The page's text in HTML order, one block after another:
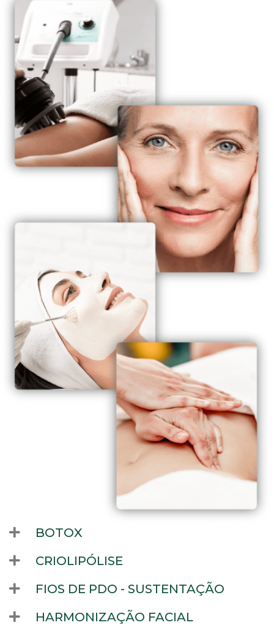
BOTOX
CRIOLIPÓLISE
FIOS DE PDO - SUSTENTAÇÃO
HARMONIZAÇÃO FACIAL